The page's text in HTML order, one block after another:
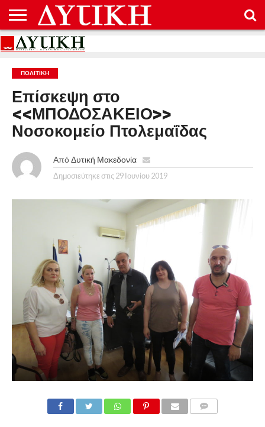
ΑΡΧΙΚΉ
ΕΠΙΚΟΙΝΩΝΊΑ
ΌΡΟΙ
ΠΡΟΣΤΑΣΊΑ
ΔΕΔΟΜΈΝΩΝ
ΠΟΛΙΤΙΚΉ
Επίσκεψη στο
<<ΜΠΟΔΟΣΑΚΕΙΟ>>
Νοσοκομείο Πτολεμαΐδας
Από Δυτική Μακεδονία
Δημοσιεύτηκε στις 29 Ιουνίου 2019